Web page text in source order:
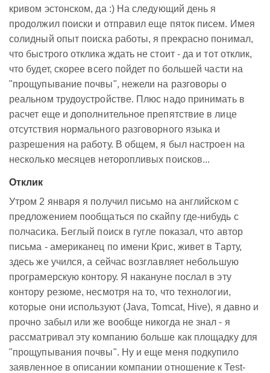
кривом эстонском, да :) На следующий день я
продолжил поиски и отправил еще пяток писем. Имея
солидный опыт поиска работы, я прекрасно понимал,
что быстрого отклика ждать не стоит - да и тот отклик,
что будет, скорее всего пойдет по большей части на
"прощупывание почвы", нежели на разговоры о
реальном трудоустройстве. Плюс надо принимать в
расчет еще и дополнительное препятствие в лице
отсутствия нормального разговорного языка и
разрешения на работу. В общем, я был настроен на
несколько месяцев неторопливых поисков...
Отклик
Утром 2 января я получил письмо на английском с
предложением пообщаться по скайпу где-нибудь с
полчасика. Беглый поиск в гугле показал, что автор
письма - американец по имени Крис, живет в Тарту,
здесь же учился, а сейчас возглавляет небольшую
програмерскую контору. Я накануне послал в эту
контору резюме, несмотря на то, что технологии,
которые они используют (Java, Tomcat, Hive), я давно и
прочно забыл или же вообще никогда не знал - я
рассматривал эту компанию больше как площадку для
"прощупывания почвы". Ну и еще меня подкупило
заявленное в описании компании отношение к Test-